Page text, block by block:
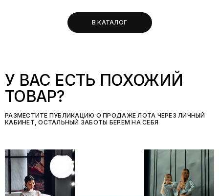
В КАТАЛОГ
У ВАС ЕСТЬ ПОХОЖИЙ
ТОВАР?
РАЗМЕСТИТЕ ПУБЛИКАЦИЮ О ПРОДАЖЕ ЛОТА ЧЕРЕЗ ЛИЧНЫЙ
КАБИНЕТ, ОСТАЛЬНЫЙ ЗАБОТЫ БЕРЕМ НА СЕБЯ